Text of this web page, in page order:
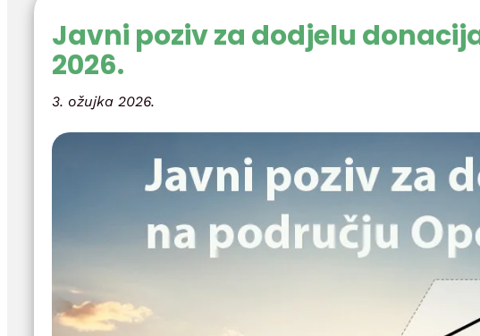
Javni poziv za dodjelu
2026.
3. ožujka 2026.